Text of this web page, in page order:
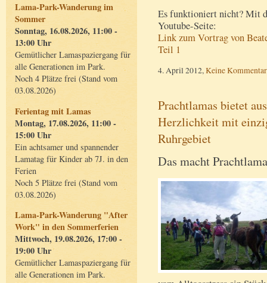
Lama-Park-Wanderung im
Sommer
Sonntag, 16.08.2026, 11:00 -
13:00 Uhr
Gemütlicher Lamaspaziergang für
alle Generationen im Park.
Noch 4 Plätze frei (Stand vom
03.08.2026)
Ferientag mit Lamas
Montag, 17.08.2026, 11:00 -
15:00 Uhr
Ein achtsamer und spannender
Lamatag für Kinder ab 7J. in den
Ferien
Noch 5 Plätze frei (Stand vom
03.08.2026)
Lama-Park-Wanderung "After
Work" in den Sommerferien
Mittwoch, 19.08.2026, 17:00 -
19:00 Uhr
Gemütlicher Lamaspaziergang für
alle Generationen im Park.
Es funktioniert nicht? Mit
Youtube-Seite:
Link zum Vortrag von
Teil 1
4. April 2012,Keine
Prachtlamas bietet
Herzlichkeit mit
Ruhrgebiet
Das macht